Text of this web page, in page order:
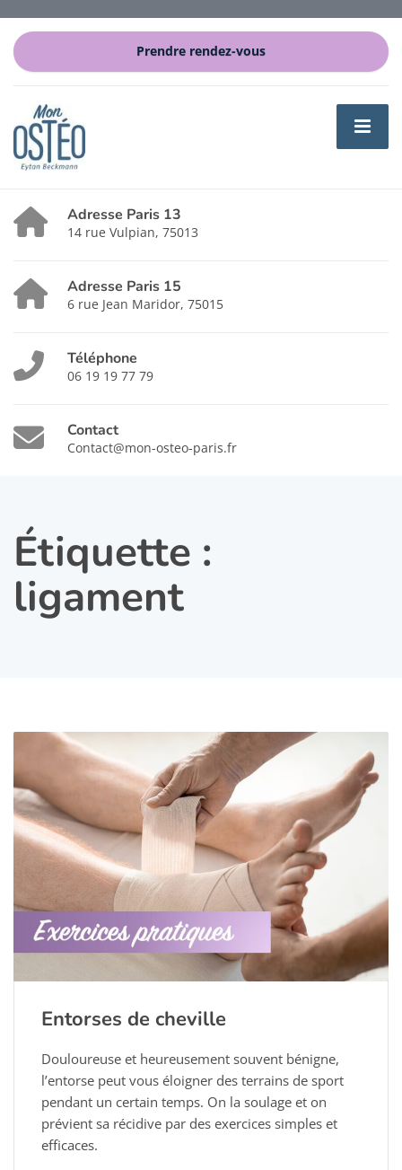
Prendre rendez-vous
Adresse Paris 13
14 rue Vulpian, 75013
Adresse Paris 15
6 rue Jean Maridor, 75015
Téléphone
06 19 19 77 79
Contact
Contact@mon-osteo-paris.fr
Étiquette :
ligament
Entorses de cheville
Douloureuse et heureusement souvent bénigne,
l’entorse peut vous éloigner des terrains de sport
pendant un certain temps. On la soulage et on
prévient sa récidive par des exercices simples et
efficaces.